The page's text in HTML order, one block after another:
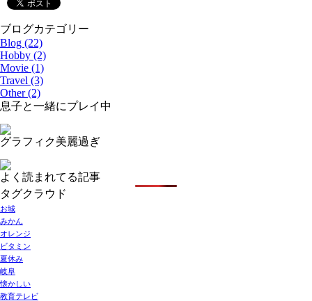
ブログカテゴリー
Blog (22)
Hobby (2)
Movie (1)
Travel (3)
Other (2)
息子と一緒にプレイ中
グラフィク美麗過ぎ
よく読まれてる記事
タグクラウド
お城
みかん
オレンジ
ビタミン
夏休み
岐阜
懐かしい
教育テレビ